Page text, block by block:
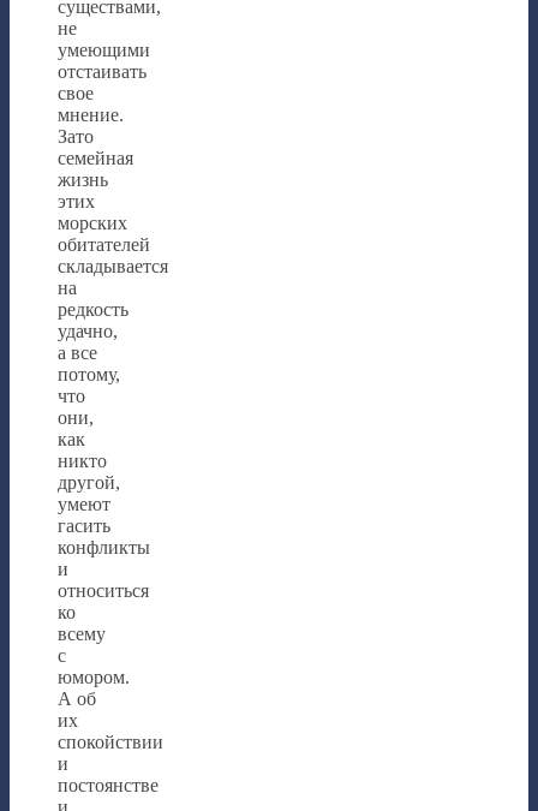
существами,
не
умеющими
отстаивать
свое
мнение.
Зато
семейная
жизнь
этих
морских
обитателей
складывается
на
редкость
удачно,
а все
потому,
что
они,
как
никто
другой,
умеют
гасить
конфликты
и
относиться
ко
всему
с
юмором.
А об
их
спокойствии
и
постоянстве